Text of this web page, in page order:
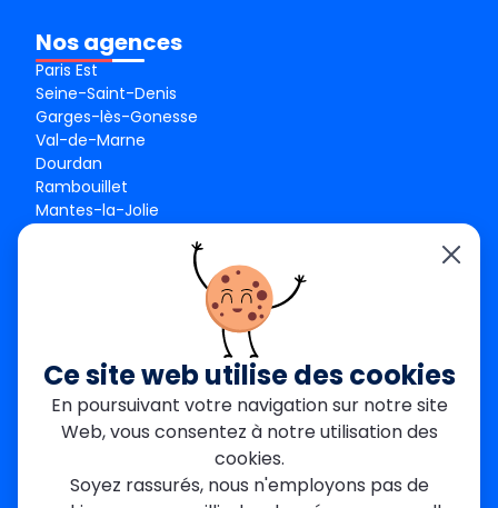
Nos agences
Paris Est
Seine-Saint-Denis
Garges-lès-Gonesse
Val-de-Marne
Dourdan
Rambouillet
Mantes-la-Jolie
contact@metallerie-grand-paris.com
46 bis Av. du Maine, 75015 Paris
Mentions légales
Politique De Confidentialité
Cookies
Ce site web utilise des cookies
En poursuivant votre navigation sur notre site
Web, vous consentez à notre utilisation des
cookies.
Soyez rassurés, nous n'employons pas de